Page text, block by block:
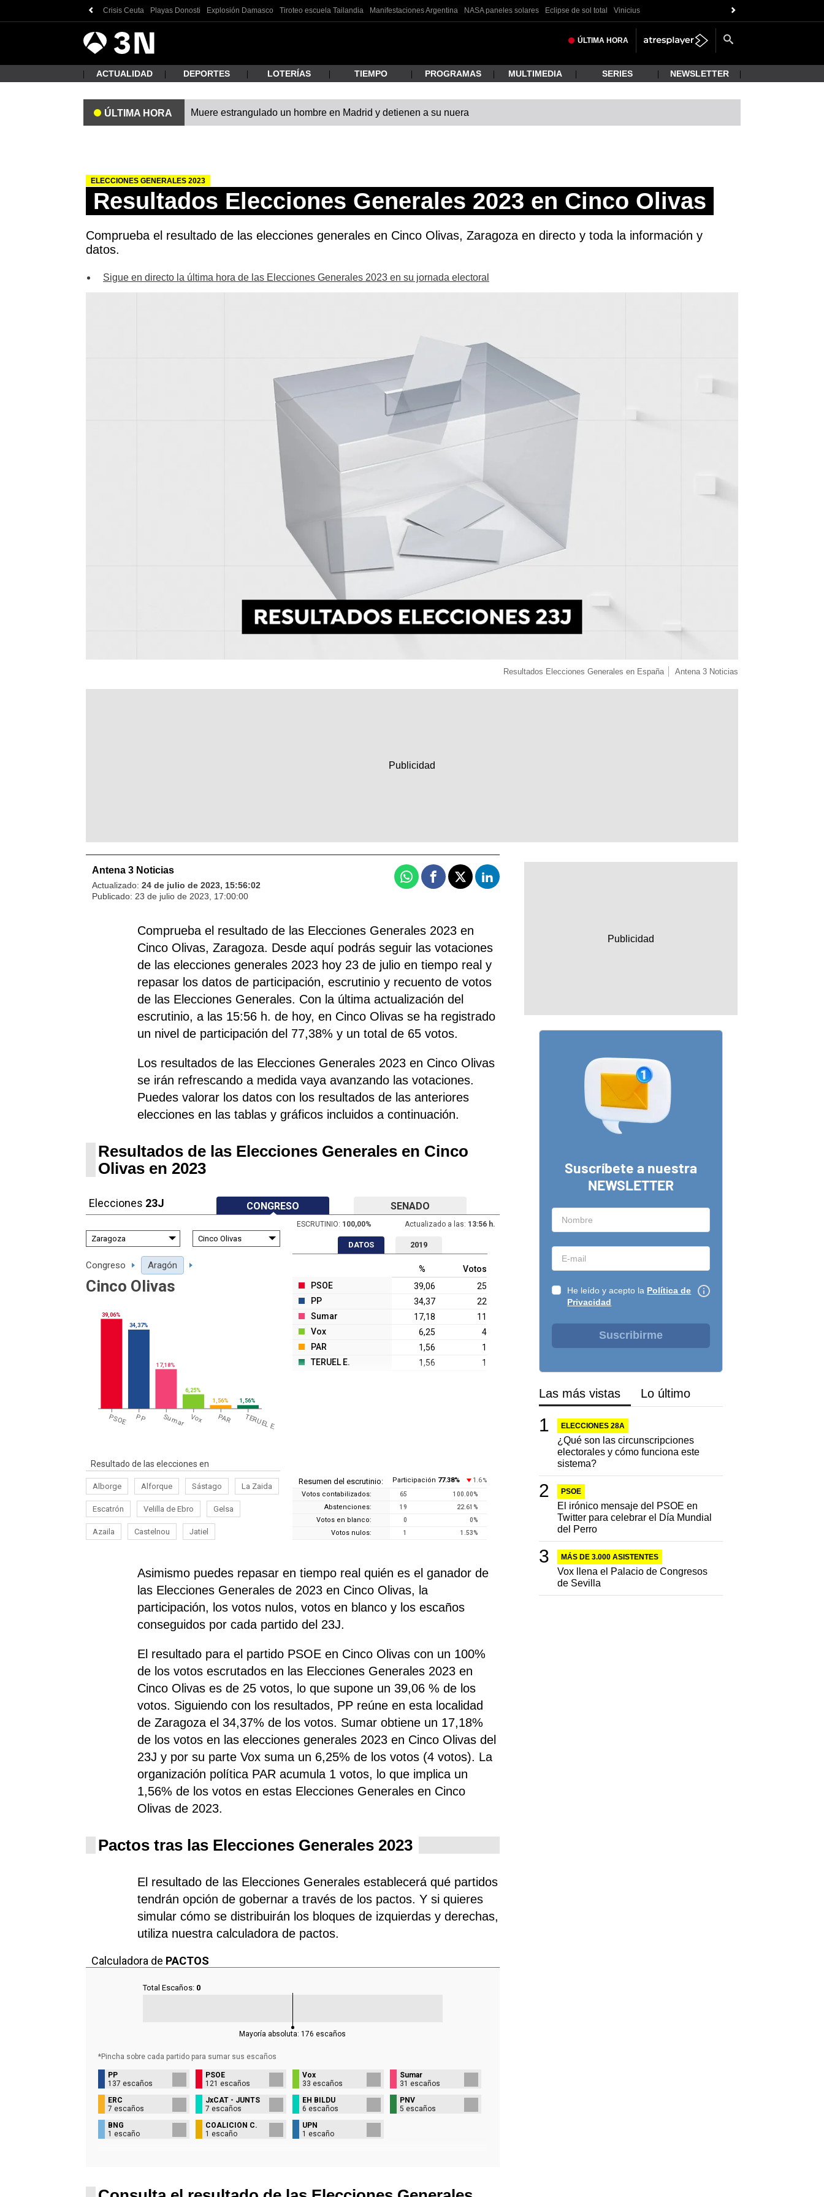
Crisis Ceuta Playas Donosti Explosión Damasco Tiroteo escuela Tailandia Manifestaciones Argentina NASA paneles solares Eclipse de sol total Vinicius
3
Noticias ÚLTIMA HORA
ACTUALIDAD DEPORTES LOTERÍAS TIEMPO PROGRAMAS MULTIMEDIA SERIES NEWSLETTER
ÚLTIMA HORA Muere estrangulado un hombre en Madrid y detienen a su nuera
ELECCIONES GENERALES 2023
Resultados Elecciones Generales 2023 en Cinco Olivas
Comprueba el resultado de las elecciones generales en Cinco Olivas, Zaragoza en directo y toda la información y
datos.
Sigue en directo la última hora de las Elecciones Generales 2023 en su jornada electoral
Resultados Elecciones Generales en España Antena 3 Noticias
Antena 3 Noticias
Actualizado: 24 de julio de 2023, 15:56:02
Publicado: 23 de julio de 2023, 17:00:00
WhatsappFacebook
X Linkedin
Comprueba el resultado de las Elecciones Generales 2023 en
Cinco Olivas, Zaragoza. Desde aquí podrás seguir las votaciones
de las elecciones generales 2023 hoy 23 de julio en tiempo real y
repasar los datos de participación, escrutinio y recuento de votos
de las Elecciones Generales. Con la última actualización del
escrutinio, a las 15:56 h. de hoy, en Cinco Olivas se ha registrado
un nivel de participación del 77,38% y un total de 65 votos.
Los resultados de las Elecciones Generales 2023 en Cinco Olivas
se irán refrescando a medida vaya avanzando las votaciones.
Puedes valorar los datos con los resultados de las anteriores
elecciones en las tablas y gráficos incluidos a continuación.
Resultados de las Elecciones Generales en Cinco
Olivas en 2023
Elecciones 23J CONGRESO SENADO
ESCRUTINIO: 100,00% Actualizado a las: 13:56 h.
Congreso Aragón
Cinco Olivas
PSOE PP Sumar Vox PAR TERUEL E.
39,06%
34,37%
17,18%
6,25%
1,56% 1,56%
Resultado de las elecciones en
Alborge Alforque Sástago La Zaida
Escatrón Velilla de Ebro Gelsa
Azaila Castelnou Jatiel
DATOS 2019
%
Votos
PSOE
39,06
25
PP
34,37
22
Sumar
17,18
11
Vox
6,25
4
PAR
1,56
1
TERUEL E.
1,56 1
Resumen del escrutinio: Participación 77.38% 1.6 %
Votos contabilizados: 65 100.00%
Abstenciones: 19 22.61 %
Votos en blanco: 0 0%
Votos nulos: 1 1.53%
Asimismo puedes repasar en tiempo real quién es el ganador de
las Elecciones Generales de 2023 en Cinco Olivas, la
participación, los votos nulos, votos en blanco y los escaños
conseguidos por cada partido del 23J.
El resultado para el partido PSOE en Cinco Olivas con un 100%
de los votos escrutados en las Elecciones Generales 2023 en
Cinco Olivas es de 25 votos, lo que supone un 39,06 % de los
votos. Siguiendo con los resultados, PP reúne en esta localidad
de Zaragoza el 34,37% de los votos. Sumar obtiene un 17,18%
de los votos en las elecciones generales 2023 en Cinco Olivas del
23J y por su parte Vox suma un 6,25% de los votos (4 votos). La
organización política PAR acumula 1 votos, lo que implica un
1,56% de los votos en estas Elecciones Generales en Cinco
Olivas de 2023.
Pactos tras las Elecciones Generales 2023
El resultado de las Elecciones Generales establecerá qué partidos
tendrán opción de gobernar a través de los pactos. Y si quieres
simular cómo se distribuirán los bloques de izquierdas y derechas,
utiliza nuestra calculadora de pactos.
Calculadora de PACTOS
Total Escaños: 0
Mayoría absoluta:176 escaños
*Pincha sobre cada partido para sumar sus escaños
PP
137 escaños
PSOE
121 escaños
Vox
33 escaños
Sumar
31 escaños
ERC
7 escaños
JxCAT - JUNTS
7 escaños
EH BILDU
6 escaños
PNV
5 escaños
BNG
1 escaño
COALICIÓN C.
1 escaño
UPN
1 escaño
Suscríbete a nuestra
NEWSLETTER
He leído y acepto la Política de
Privacidad
Suscribirme
Las más vistas Lo último
ELECCIONES 28A
¿Qué son las circunscripciones
electorales y cómo funciona este
sistema?
PSOE
El irónico mensaje del PSOE en
Twitter para celebrar el Día Mundial
del Perro
MÁS DE 3.000 ASISTENTES
Vox llena el Palacio de Congresos
de Sevilla